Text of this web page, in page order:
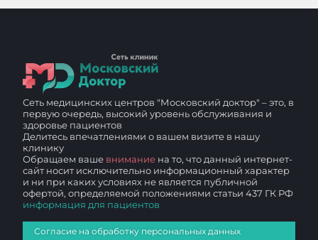
Сеть медицинских центров "Московский доктор" – это, в
первую очередь, высокий уровень обслуживания и
здоровье пациентов
Делитесь впечатлениями о вашем визите в нашу
клинику
Обращаем ваше внимание на то, что данный интернет-
сайт носит исключительно информационный характер
и ни при каких условиях не является публичной
офертой, определяемой положениями статьи 437 ГК РФ
информация для пациентов
Согласие на обработку персональных данных